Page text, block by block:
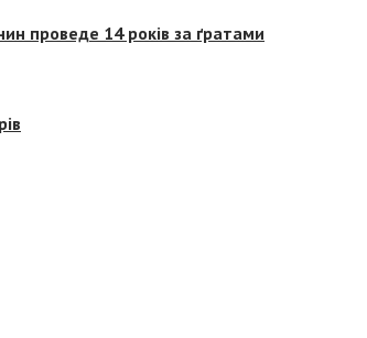
проведе 14 років за ґратами